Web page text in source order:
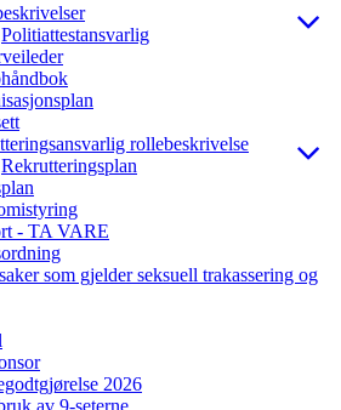
Politiattestansvarlig
rollebeskrivelse
Rekrutteringsplan
- TA VARE
som gjelder seksuell trakassering og
2026
av 9-seterne